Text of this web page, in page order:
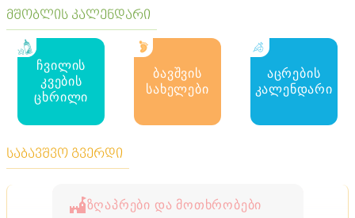
მშობლის კალენდარი
ჩვილის
კვების
ცხრილი
ბავშვის
სახელები
აცრების
კალენდარი
საბავშვო გვერდი
ზღაპრები და მოთხრობები